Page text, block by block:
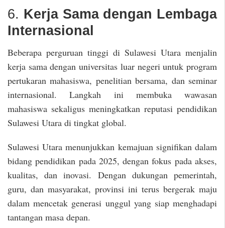
6. Kerja Sama dengan Lembaga
Internasional
Beberapa perguruan tinggi di Sulawesi Utara menjalin
kerja sama dengan universitas luar negeri untuk program
pertukaran mahasiswa, penelitian bersama, dan seminar
internasional. Langkah ini membuka wawasan
mahasiswa sekaligus meningkatkan reputasi pendidikan
Sulawesi Utara di tingkat global.
Sulawesi Utara menunjukkan kemajuan signifikan dalam
bidang pendidikan pada 2025, dengan fokus pada akses,
kualitas, dan inovasi. Dengan dukungan pemerintah,
guru, dan masyarakat, provinsi ini terus bergerak maju
dalam mencetak generasi unggul yang siap menghadapi
tantangan masa depan.